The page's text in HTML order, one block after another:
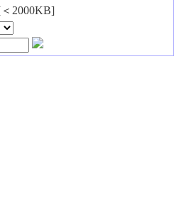
نوع :[|jpg|gif|jpeg|png|] بایت :[＜2000KB]